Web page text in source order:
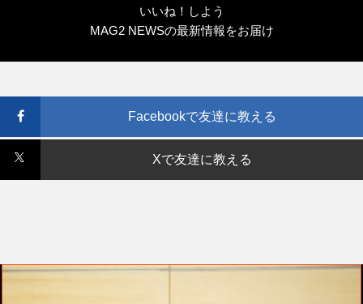
いいね！しよう
MAG2 NEWSの最新情報をお届け
Facebookで友達に教える
Xで友達に教える